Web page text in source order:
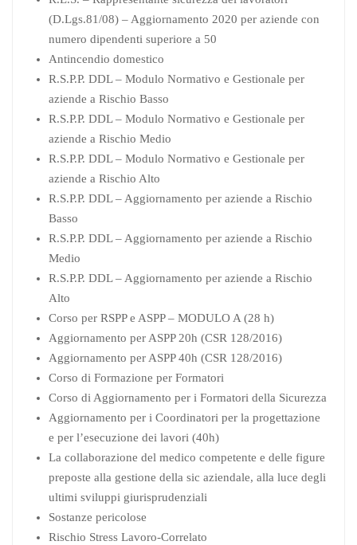
(D.Lgs.81/08) – Aggiornamento 2020 per aziende con
numero dipendenti superiore a 50
Antincendio domestico
R.S.P.P. DDL – Modulo Normativo e Gestionale per
aziende a Rischio Basso
R.S.P.P. DDL – Modulo Normativo e Gestionale per
aziende a Rischio Medio
R.S.P.P. DDL – Modulo Normativo e Gestionale per
aziende a Rischio Alto
R.S.P.P. DDL – Aggiornamento per aziende a Rischio
Basso
R.S.P.P. DDL – Aggiornamento per aziende a Rischio
Medio
R.S.P.P. DDL – Aggiornamento per aziende a Rischio
Alto
Corso per RSPP e ASPP – MODULO A (28 h)
Aggiornamento per ASPP 20h (CSR 128/2016)
Aggiornamento per ASPP 40h (CSR 128/2016)
Corso di Formazione per Formatori
Corso di Aggiornamento per i Formatori della Sicurezza
Aggiornamento per i Coordinatori per la progettazione
e per l’esecuzione dei lavori (40h)
La collaborazione del medico competente e delle figure
preposte alla gestione della sic aziendale, alla luce degli
ultimi sviluppi giurisprudenziali
Sostanze pericolose
Rischio Stress Lavoro-Correlato